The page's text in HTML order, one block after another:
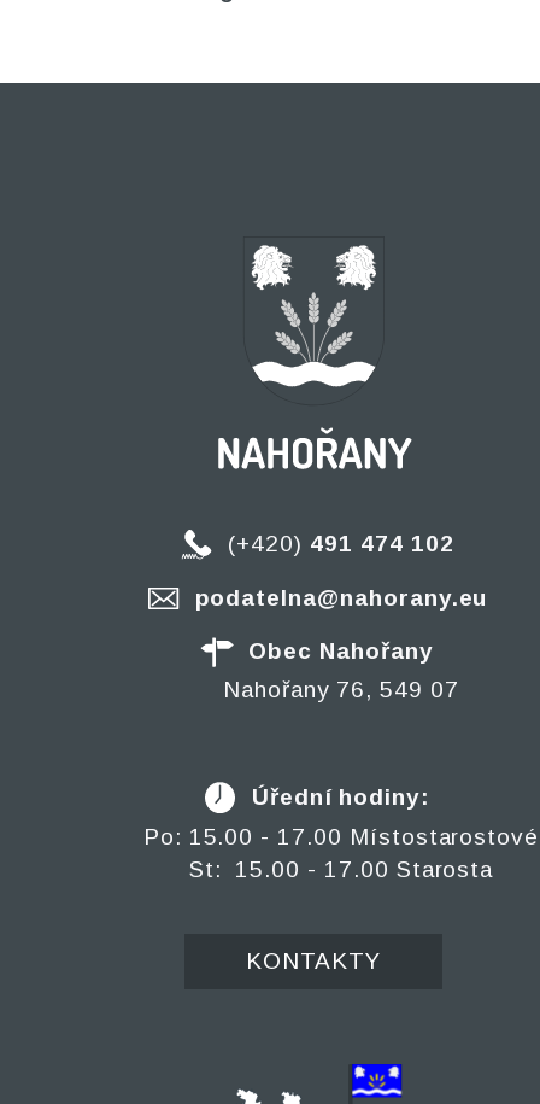
(+420) 491 474 102
podatelna@nahorany.eu
Obec Nahořany
Nahořany 76, 549 07
Úřední hodiny:
Po: 15.00 - 17.00 Místostarostové
St: 15.00 - 17.00 Starosta
KONTAKTY